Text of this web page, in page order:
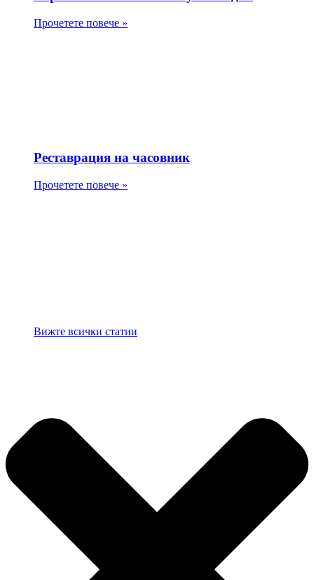
Прочетете повече »
Реставрация на часовник
Прочетете повече »
Вижте всички статии